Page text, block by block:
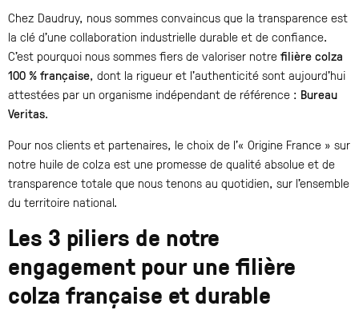
Chez Daudruy, nous sommes convaincus que la transparence est
la clé d’une collaboration industrielle durable et de confiance.
C’est pourquoi nous sommes fiers de valoriser notrefilière colza
100 % française, dont la rigueur et l’authenticité sont aujourd’hui
attestées par un organisme indépendant de référence : Bureau
Veritas.
Pour nos clients et partenaires, le choix de l’« Origine France » sur
notre huile de colza est une promesse de qualité absolue et de
transparence totale que nous tenons au quotidien, sur l’ensemble
du territoire national.
Les 3 piliers de notre
engagement pour une filière
colza française et durable